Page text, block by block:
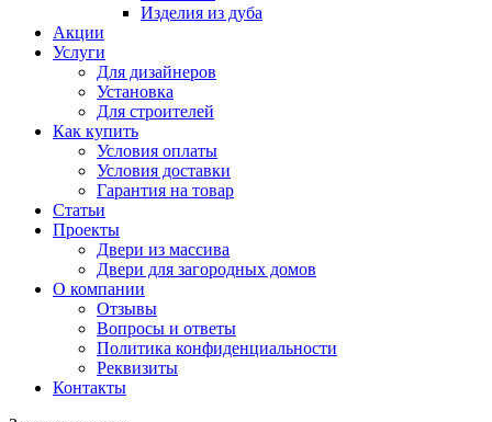
Изделия из дуба
Акции
Услуги
Для дизайнеров
Установка
Для строителей
Как купить
Условия оплаты
Условия доставки
Гарантия на товар
Статьи
Проекты
Двери из массива
Двери для загородных домов
О компании
Отзывы
Вопросы и ответы
Политика конфиденциальности
Реквизиты
Контакты